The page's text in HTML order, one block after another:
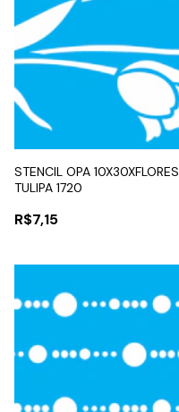
STENCIL OPA 10X30XFLORES
TULIPA 1720
R$7,15